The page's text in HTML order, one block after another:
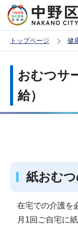
の
ー
トップページ 健
か
おむつサ
給）
紙おむ
在宅での介護を
月1回ご自宅に